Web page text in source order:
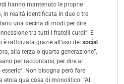
hanno mantenuto le proprie
in realtà identificata in due o tre
una decina di modi per dire
tra tutti i fratelli curdi”. E
rafforzata grazie all’uso dei social
alla terza o quarta generazione”,
per raccontarsi, per dire al
Non bisogna però fare
etnia qualcosa di monolitico. “Al